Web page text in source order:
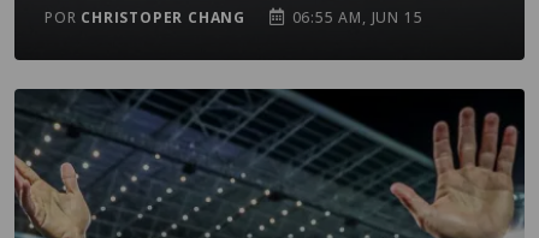
POR CHRISTOPER CHANG 06:55 AM, JUN 15